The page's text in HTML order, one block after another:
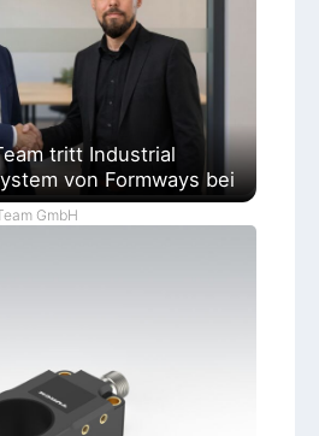
tritt Industrial
von Formways bei
GmbH